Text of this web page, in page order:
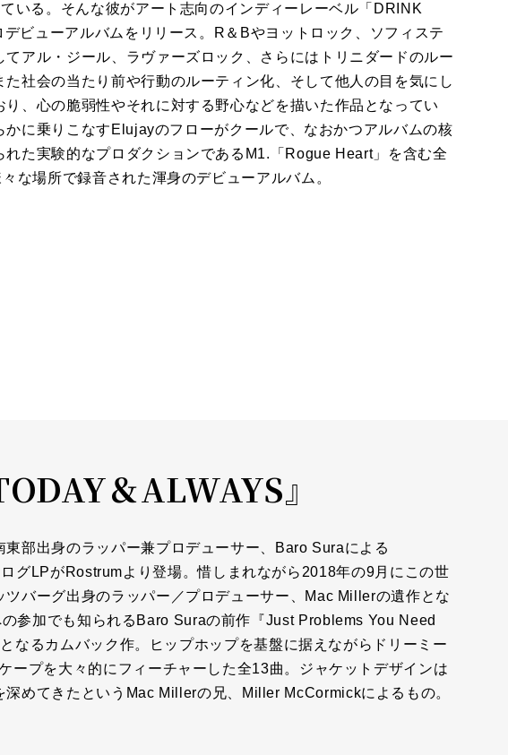
いる。そんな彼がアート志向のインディーレーベル「DRINK
ビューアルバムをリリース。R＆Bやヨットロック、ソフィステ
てアル・ジール、ラヴァーズロック、さらにはトリニダードのルー
社会の当たり前や行動のルーティン化、そして他人の目を気にし
、心の脆弱性やそれに対する野心などを描いた作品となってい
かに乗りこなすElujayのフローがクールで、なおかつアルバムの核
れた実験的なプロダクションであるM1.「Rogue Heart」を含む全
な場所で録音された渾身のデビューアルバム。
＆ALWAYS』
東部出身のラッパー兼プロデューサー、Baro Suraによる
ログLPがRostrumより登場。惜しまれながら2018年の9月にこの世
ツバーグ出身のラッパー／プロデューサー、Mac Millerの遺作とな
参加でも知られるBaro Suraの前作『Just Problems You Need
なるカムバック作。ヒップホップを基盤に据えながらドリーミー
ープを大々的にフィーチャーした全13曲。ジャケットデザインは
深めてきたというMac Millerの兄、Miller McCormickによるもの。